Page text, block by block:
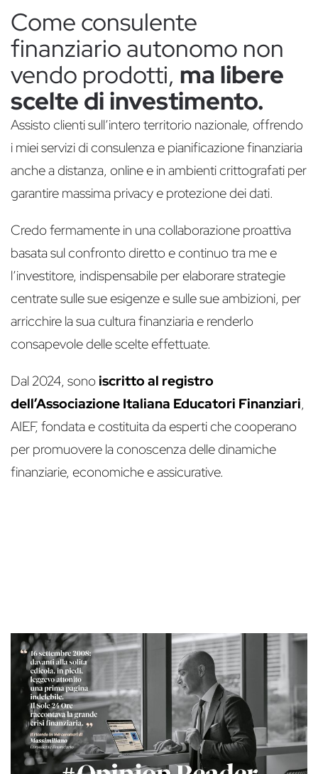
Come consulente
finanziario autonomo non
vendo prodotti, ma libere
scelte di investimento.
Assisto clienti sull’intero territorio nazionale, offrendo
i miei servizi di consulenza e pianificazione finanziaria
anche a distanza, online e in ambienti crittografati per
garantire massima privacy e protezione dei dati.
Credo fermamente in una collaborazione proattiva
basata sul confronto diretto e continuo tra me e
l’investitore, indispensabile per elaborare strategie
centrate sulle sue esigenze e sulle sue ambizioni, per
arricchire la sua cultura finanziaria e renderlo
consapevole delle scelte effettuate.
Dal 2024, sonoiscritto al registro
dell’Associazione Italiana Educatori Finanziari,
AIEF, fondata e costituita da esperti che cooperano
per promuovere la conoscenza delle dinamiche
finanziarie, economiche e assicurative.